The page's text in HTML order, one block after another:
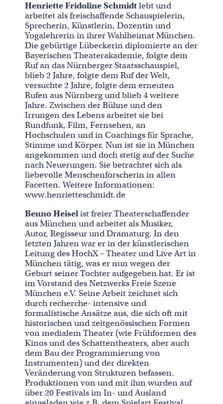
Henriette Fridoline Schmidtlebt und
arbeitet als freischaffende Schauspielerin,
Sprecherin, Künstlerin, Dozentin und
Yogalehrerin in ihrer Wahlheimat München.
Die gebürtige Lübeckerin diplomierte an der
Bayerischen Theaterakademie, folgte dem
Ruf an das Nürnberger Staatsschauspiel,
blieb 2 Jahre, folgte dem Ruf der Welt,
versuchte 2 Jahre, folgte dem erneuten
Rufen aus Nürnberg und blieb 4 weitere
Jahre. Zwischen der Bühne und den
Irrungen des Lebens arbeitet sie bei
Rundfunk, Film, Fernsehen, an
Hochschulen und in Coachings für Sprache,
Stimme und Körper. Nun ist sie in München
angekommen und doch stetig auf der Suche
nach Neuerungen. Sie betrachtet sich als
liebevolle Menschenforscherin in allen
Facetten. Weitere Informationen:
www.henrietteschmidt.de
Benno Heiselist freier Theaterschaffender
aus München und arbeitet als Musiker,
Autor, Regisseur und Dramaturg. In den
letzten Jahren war er in der künstlerischen
Leitung des HochX – Theater und Live Art in
München tätig, was er nun wegen der
Geburt seiner Tochter aufgegeben hat. Er ist
im Vorstand des Netzwerks Freie Szene
München e.V. Seine Arbeit zeichnet sich
durch recherche- intensive und
formalistische Ansätze aus, die sich oft mit
historischen und zeitgenössischen Formen
von medialem Theater (wie Frühformen des
Kinos und des Schattentheaters, aber auch
dem Bau der Programmierung von
Instrumenten) und der direkten
Veränderung von Strukturen befassen.
Produktionen von und mit ihm wurden auf
über 20 Festivals im In- und Ausland